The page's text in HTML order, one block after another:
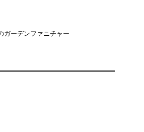
ガーデンファニチャー